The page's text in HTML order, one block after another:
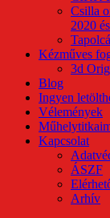
Csilla
2020
Kézműves
3d
Blog
Ingyen
Vélemények
Kapcsolat
ÁSZF
Arhív